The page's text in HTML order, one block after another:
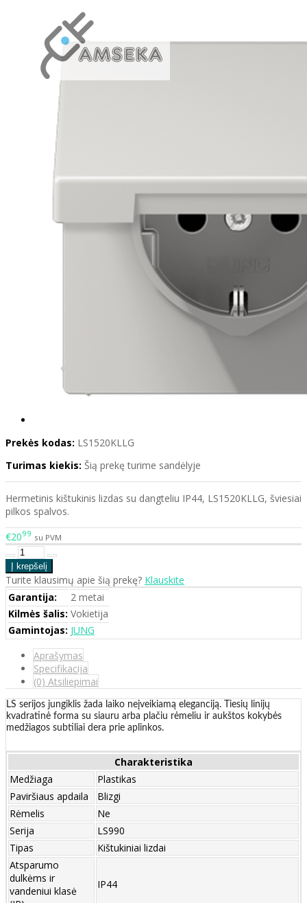
Prekės kodas: LS1520KLLG
Turimas kiekis: Šią prekę turime sandėlyje
Hermetinis kištukinis lizdas su dangteliu IP44, LS1520KLLG, šviesiai
pilkos spalvos.
€2099 su PVM
Turite klausimų apie šią prekę? Klauskite
Garantija:
2 metai
Kilmės šalis: Vokietija
Gamintojas: JUNG
Aprašymas
Specifikacija
(0) Atsiliepimai
LS serijos jungiklis žada laiko neįveikiamą eleganciją. Tiesių linijų
kvadratinė forma su siauru arba plačiu rėmeliu ir aukštos kokybės
medžiagos subtiliai dera prie aplinkos.
Charakteristika
Medžiaga
Plastikas
Paviršiaus apdaila
Blizgi
Rėmelis
Ne
Serija
LS990
Tipas
Kištukiniai lizdai
Atsparumo
dulkėms ir
vandeniui klasė
IP44